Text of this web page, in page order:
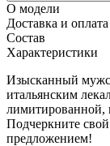
О модели
Доставка и оплата
Состав
Характеристики
Изысканный
итальянским
лимитированной,
Подчеркните
предложением!